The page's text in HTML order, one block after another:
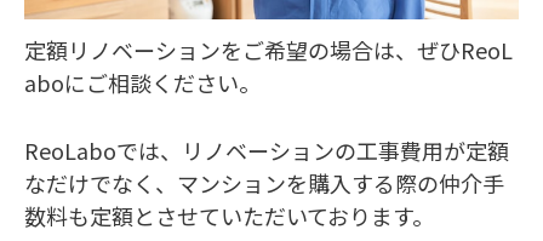
定額リノベーションをご希望の場合は、ぜひReoL
aboにご相談ください。
ReoLaboでは、リノベーションの工事費用が定額
なだけでなく、マンションを購入する際の仲介手
数料も定額とさせていただいております。